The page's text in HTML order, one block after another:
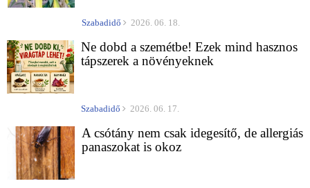
Szabadidő 2026. 06. 18.
Ne dobd a szemétbe! Ezek mind hasznos
tápszerek a növényeknek
Szabadidő 2026. 06. 17.
A csótány nem csak idegesítő, de allergiás
panaszokat is okoz